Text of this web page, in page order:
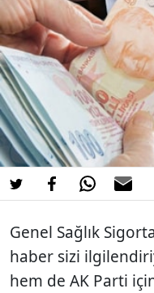
Genel Sağlık
haber sizi
hem de AK Parti